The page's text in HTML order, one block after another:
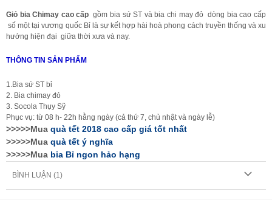
Giỏ bia Chimay cao cấpgồm bia sứ ST và bia chi may đỏ dòng bia cao cấp
số một tại vương quốc Bỉ là sự kết hợp hài hoà phong cách truyền thống và xu
hướng hiện đại giữa thời xưa và nay.
THÔNG TIN SẢN PHẨM
1.Bia sứ ST bỉ
2. Bia chimay đỏ
3. Socola Thụy Sỹ
Phục vụ: từ 08 h- 22h hằng ngày (cả thứ 7, chủ nhật và ngày lễ)
>>>>>Mua quà tết 2018 cao cấp giá tốt nhất
>>>>>Mua quà tết ý nghĩa
>>>>>Mua bia Bỉ ngon hảo hạng
BÌNH LUẬN (1)